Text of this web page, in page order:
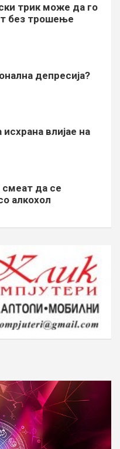
трик може да го
без трошење
депресија?
влијае на
да се
алкохол